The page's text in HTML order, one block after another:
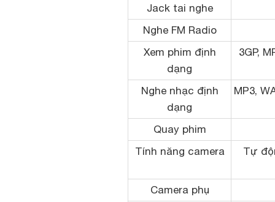
Jack tai nghe
Nghe FM Radio
Xem phim định
dạng
3GP,
Nghe nhạc định
dạng
MP3,
Quay phim
Tính năng camera
Tự
Camera phụ